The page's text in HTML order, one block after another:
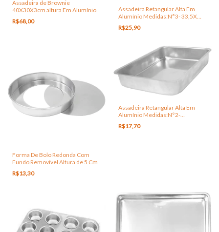
Assadeira de Brownie
40X30X3cm altura Em Alumínio
R$68,00
Assadeira Retangular Alta Em
Alumínio Medidas:N°3- 33,5X
24X 5,0cm
R$25,90
Forma De Bolo Redonda Com
Fundo Removível Altura de 5 Cm
R$13,30
Assadeira Retangular Alta Em
Alumínio Medidas:N°2-
30X21,5X4,5cm
R$17,70